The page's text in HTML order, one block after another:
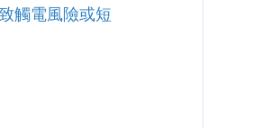
觸電風險或短